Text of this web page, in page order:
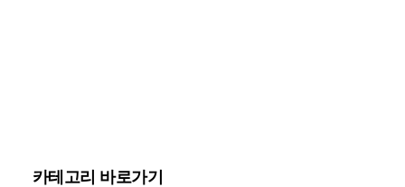
카테고리 바로가기